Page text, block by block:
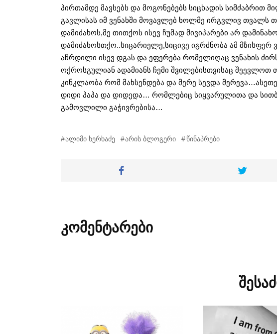
პირთამდე მავსებს და მოგონებებს სიცხადის სიმძაბრით
გავლისას იმ ვენახში მოვავლებ ხოლმე ირგვლივ თვალს
დამიძახოს,მე თითქოს ისევ ჩუმად მივიპარები არ
დამიძახოსთქო..სიცარიელე,სიცივე იგრძნობა ამ მზისფერ
აჩრდილი ისევ დგას და ეფერება რომელიღაც ვენახის
ოქროსგულიან ადამიანს ჩემი შვილებისთვისაც
კინკლაობა რომ მახსენდება და მერე სევდა
დიდი პაპა და დიდედა… რომლებიც სიყვარულითა და
გამოვლილი გაჭივრებისა…
ალიმი ხერხაძე არის ბლოგერი წინაპრები
კომენტარები